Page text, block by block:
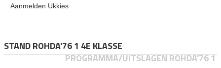
Aanmelden Ukkies
STAND ROHDA'76 1 4E KLASSE
PROGRAMMA/UITSLAGEN ROHDA'76 1